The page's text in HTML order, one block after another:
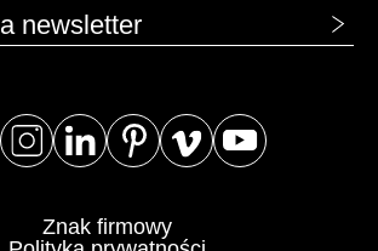
newsletter
Znak firmowy